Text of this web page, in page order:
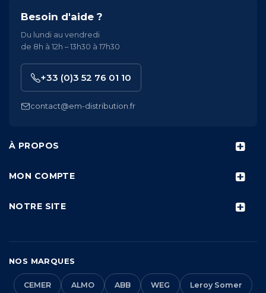
À PROPOS
MON COMPTE
NOTRE SITE
Besoin d'aide ?
Du lundi au vendredi
de 8h à 12h – 13h30 à 17h30
+33 (0)3 52 76 01 10
contact@em-distribution.fr
NOS MARQUES
CEMER ALMO ABB WEG Leroy Somer